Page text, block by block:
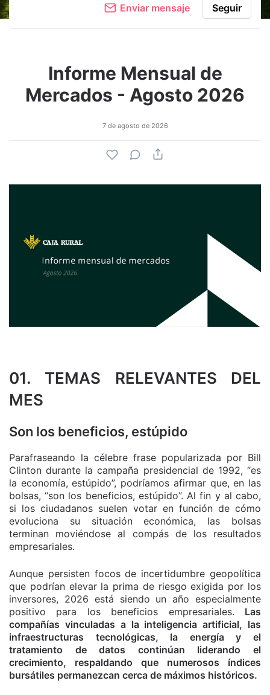
Enviar mensaje Seguir
Informe Mensual de
Mercados - Agosto 2026
7 de agosto de 2026
01. TEMAS RELEVANTES DEL
MES
Son los beneficios, estúpido
Parafraseando la célebre frase popularizada por Bill
Clinton durante la campaña presidencial de 1992, “es
la economía, estúpido”, podríamos afirmar que, en las
bolsas, “son los beneficios, estúpido”. Al fin y al cabo,
si los ciudadanos suelen votar en función de cómo
evoluciona su situación económica, las bolsas
terminan moviéndose al compás de los resultados
empresariales.
Aunque persisten focos de incertidumbre geopolítica
que podrían elevar la prima de riesgo exigida por los
inversores, 2026 está siendo un año especialmente
positivo para los beneficios empresariales. Las
compañías vinculadas a la inteligencia artificial, las
infraestructuras tecnológicas, la energía y el
tratamiento de datos continúan liderando el
crecimiento, respaldando que numerosos índices
bursátiles permanezcan cerca de máximos históricos.